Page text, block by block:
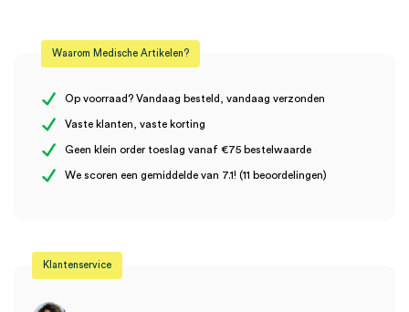
Model Braun-Stradler
Steriel
Uitvoering linkshandig
Er zijn nog geen beoordelingen.
linkshandig (1)” te beoordelen
Waarom Medische Artikelen?
Op voorraad? Vandaag besteld, vandaag verzonden
Vaste klanten, vaste korting
Geen klein order toeslag vanaf €75 bestelwaarde
We scoren een gemiddelde van 7.1! (11 beoordelingen)
Klantenservice